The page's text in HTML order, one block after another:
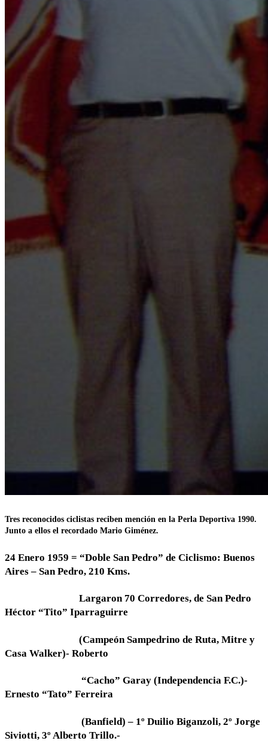
Tres reconocidos ciclistas reciben mención en la Perla Deportiva 1990.
Junto a ellos el recordado Mario Giménez.
24 Enero 1959 = “Doble San Pedro” de Ciclismo: Buenos
Aires – San Pedro, 210 Kms.
Largaron 70 Corredores, de San Pedro
Héctor “Tito” Iparraguirre
(Campeón Sampedrino de Ruta, Mitre y
Casa Walker)- Roberto
“Cacho” Garay (Independencia F.C.)-
Ernesto “Tato” Ferreira
(Banfield) – 1º Duilio Biganzoli, 2º Jorge
Siviotti, 3º Alberto Trillo.-